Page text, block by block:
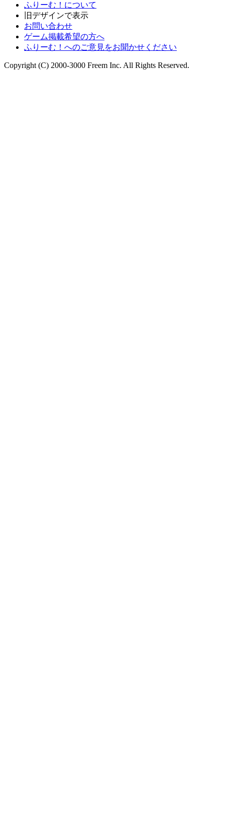
ふりーむ！について
旧デザインで表示
お問い合わせ
ゲーム掲載希望の方へ
ふりーむ！へのご意見をお聞かせください
Copyright (C) 2000-3000 Freem Inc. All Rights Reserved.